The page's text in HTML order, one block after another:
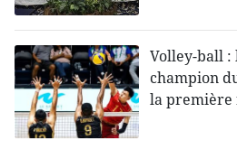
Volley-ball :
champion
la première